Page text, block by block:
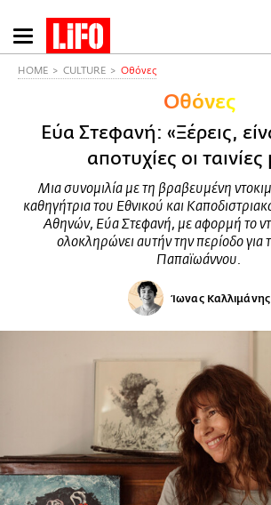
Παράκαμψη
προς
HOME CULTURE Οθόνες
Οθόνες
Εύα Στεφανή: «Ξέρεις,
αποτυχίες οι
Μια συνομιλία με τη βραβευμένη
καθηγήτρια του Εθνικού και
Αθηνών, Εύα Στεφανή, με αφορμή το
ολοκληρώνει αυτήν την περίοδο για
Παπαϊωάννου.
Ίωνας Καλλιμάνης